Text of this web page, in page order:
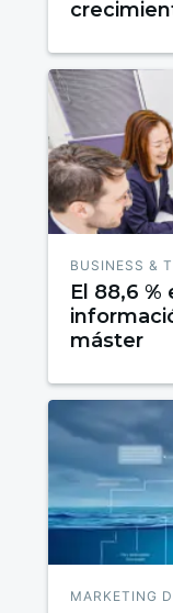
BUSINESS &
El 88,6
máster
MARKETING